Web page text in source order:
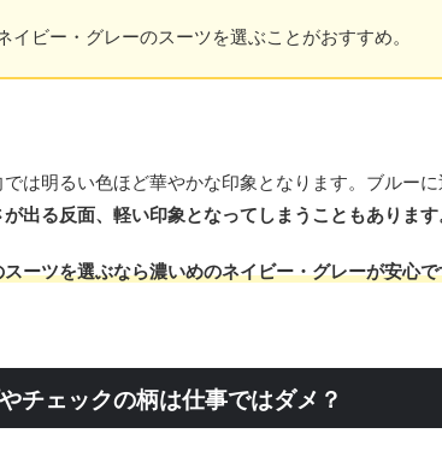
イビー・グレーのスーツを選ぶことがおすすめ。
は明るい色ほど華やかな印象となります。ブルー
出る反面、軽い印象となってしまうこともあります
ーツを選ぶなら濃いめのネイビー・グレーが安心
チェックの柄は仕事ではダメ？